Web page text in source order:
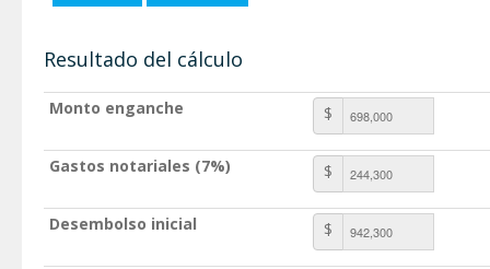
Resultado del cálculo
Monto enganche $
Gastos notariales (7%) $
Desembolso inicial $